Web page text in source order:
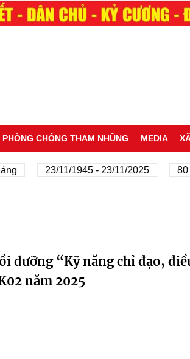
PHÒNG CHỐNG THAM NHŨNG MEDIA
23/11/1945 - 23/11/2025 80
dưỡng “Kỹ năng chỉ đạo,
năm 2025